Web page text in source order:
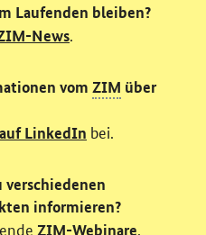
Laufenden bleiben?
News.
vom ZIM über
LinkedIn bei.
verschiedenen
informieren?
ZIM-Webinare.